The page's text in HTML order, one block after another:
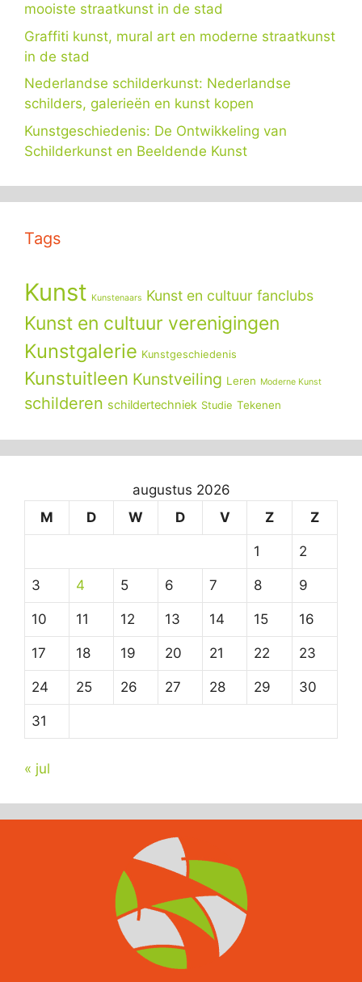
mooiste straatkunst in de stad
Graffiti kunst, mural art en moderne straatkunst
in de stad
Nederlandse schilderkunst: Nederlandse
schilders, galerieën en kunst kopen
Kunstgeschiedenis: De Ontwikkeling van
Schilderkunst en Beeldende Kunst
Tags
Kunst Kunstenaars Kunst en cultuur fanclubs
Kunst en cultuur verenigingen
Kunstgalerie Kunstgeschiedenis
Kunstuitleen Kunstveiling Leren Moderne Kunst
schilderen schildertechniek Studie Tekenen
augustus 2026
M
D W D V Z Z
1 2
3 4 5 6 7 8 9
10 11 12 13 14 15 16
17 18 19 20 21 22 23
24 25 26 27 28 29 30
31
« jul